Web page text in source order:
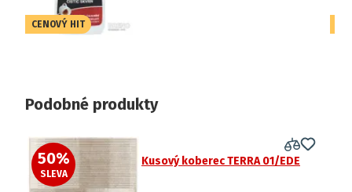
CENOVÝ HIT
Podobné produkty
50%
SLEVA
Kusový koberec TERRA 01/EDE